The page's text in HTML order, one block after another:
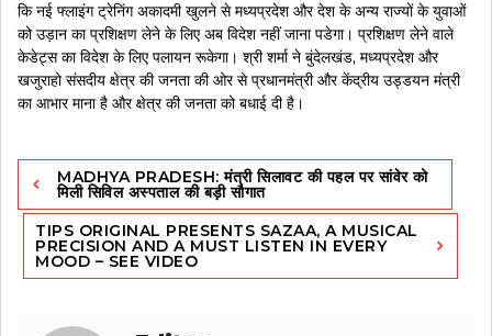
कि नई फ्लाइंग ट्रेनिंग अकादमी खुलने से मध्यप्रदेश और देश के अन्य राज्यों के युवाओं
को उड़ान का प्रशिक्षण लेने के लिए अब विदेश नहीं जाना पडेगा। प्रशिक्षण लेने वाले
केडेट्स का विदेश के लिए पलायन रूकेगा। श्री शर्मा ने बुंदेलखंड, मध्यप्रदेश और
खजुराहो संसदीय क्षेत्र की जनता की ओर से प्रधानमंत्री और केंद्रीय उड्डयन मंत्री
का आभार माना है और क्षेत्र की जनता को बधाई दी है।
Post
navigation
MADHYA PRADESH: मंत्री सिलावट की पहल पर सांवेर को
मिली सिविल अस्पताल की बड़ी सौगात
TIPS ORIGINAL PRESENTS SAZAA, A MUSICAL
PRECISION AND A MUST LISTEN IN EVERY
MOOD – SEE VIDEO